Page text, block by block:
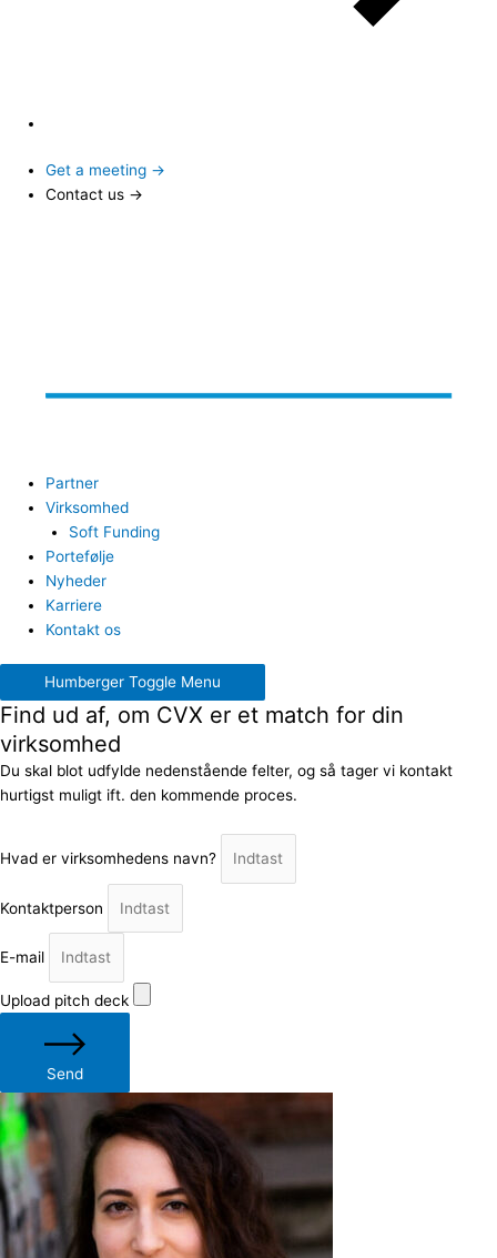
Get a meeting →
Contact us →
Partner
Virksomhed
Soft Funding
Portefølje
Nyheder
Karriere
Kontakt os
Humberger Toggle Menu
Find ud af, om CVX er et match for din
virksomhed
Du skal blot udfylde nedenstående felter, og så tager vi kontakt
hurtigst muligt ift. den kommende proces.
Hvad er virksomhedens navn?
Kontaktperson
E-mail
Upload pitch deck
Send